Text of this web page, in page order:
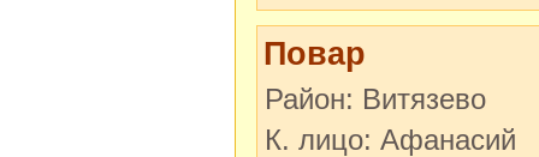
Повар
Район: Витязево
К. лицо: Афанасий